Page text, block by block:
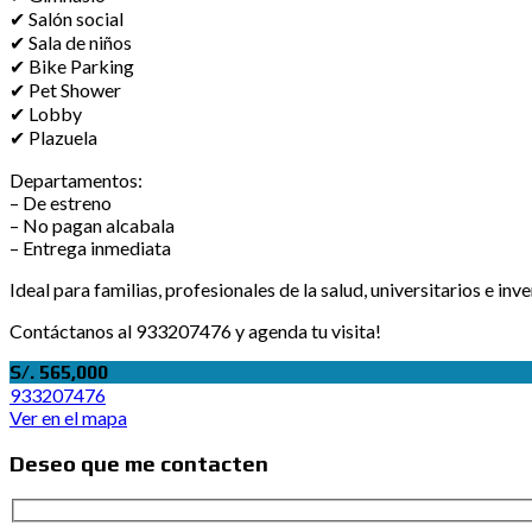
✔ Salón social
✔ Sala de niños
✔ Bike Parking
✔ Pet Shower
✔ Lobby
✔ Plazuela
Departamentos:
– De estreno
– No pagan alcabala
– Entrega inmediata
Ideal para familias, profesionales de la salud, universitarios e
Contáctanos al 933207476 y agenda tu visita!
S/. 565,000
933207476
Ver en el mapa
Deseo que me contacten